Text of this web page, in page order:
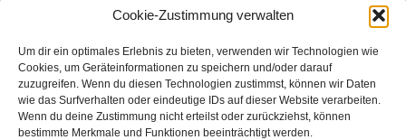
Cookie-Zustimmung verwalten
Um dir ein optimales Erlebnis zu bieten, verwenden wir Technologien wie
Cookies, um Geräteinformationen zu speichern und/oder darauf
zuzugreifen. Wenn du diesen Technologien zustimmst, können wir Daten
wie das Surfverhalten oder eindeutige IDs auf dieser Website verarbeiten.
Wenn du deine Zustimmung nicht erteilst oder zurückziehst, können
bestimmte Merkmale und Funktionen beeinträchtigt werden.
+43 5552 342 88|info@stahlbau-vw.com
Datenschutz|Impressum |Cookie-Richtlinie (EU)
©2023 VONBANK + WITWER GmbH